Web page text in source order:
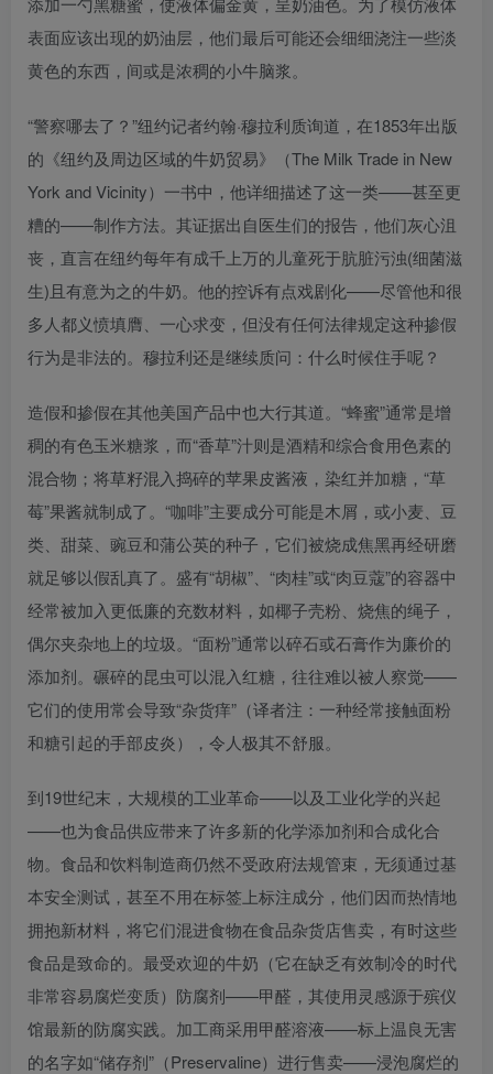
表面应该出现的奶油层，他们最后可能还会细细浇注一些淡
黄色的东西，间或是浓稠的小牛脑浆。
“警察哪去了？”纽约记者约翰·穆拉利质询道，在1853年出版
的《纽约及周边区域的牛奶贸易》（The Milk Trade in New
York and Vicinity）一书中，他详细描述了这一类——甚至更
糟的——制作方法。其证据出自医生们的报告，他们灰心沮
丧，直言在纽约每年有成千上万的儿童死于肮脏污浊(细菌滋
生)且有意为之的牛奶。他的控诉有点戏剧化——尽管他和很
多人都义愤填膺、一心求变，但没有任何法律规定这种掺假
行为是非法的。穆拉利还是继续质问：什么时候住手呢？
造假和掺假在其他美国产品中也大行其道。“蜂蜜”通常是增
稠的有色玉米糖浆，而“香草”汁则是酒精和综合食用色素的
混合物；将草籽混入捣碎的苹果皮酱液，染红并加糖，“草
莓”果酱就制成了。“咖啡”主要成分可能是木屑，或小麦、豆
类、甜菜、豌豆和蒲公英的种子，它们被烧成焦黑再经研磨
就足够以假乱真了。盛有“胡椒”、“肉桂”或“肉豆蔻”的容器中
经常被加入更低廉的充数材料，如椰子壳粉、烧焦的绳子，
偶尔夹杂地上的垃圾。“面粉”通常以碎石或石膏作为廉价的
添加剂。碾碎的昆虫可以混入红糖，往往难以被人察觉——
它们的使用常会导致“杂货痒”（译者注：一种经常接触面粉
和糖引起的手部皮炎），令人极其不舒服。
到19世纪末，大规模的工业革命——以及工业化学的兴起
——也为食品供应带来了许多新的化学添加剂和合成化合
物。食品和饮料制造商仍然不受政府法规管束，无须通过基
本安全测试，甚至不用在标签上标注成分，他们因而热情地
拥抱新材料，将它们混进食物在食品杂货店售卖，有时这些
食品是致命的。最受欢迎的牛奶（它在缺乏有效制冷的时代
非常容易腐烂变质）防腐剂——甲醛，其使用灵感源于殡仪
馆最新的防腐实践。加工商采用甲醛溶液——标上温良无害
的名字如“储存剂”（Preservaline）进行售卖——浸泡腐烂的